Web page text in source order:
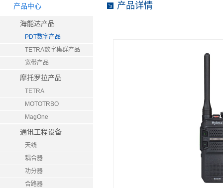
产品中心
海能达产品
PDT数字产品
TETRA数字集群产品
宽带产品
摩托罗拉产品
TETRA
MOTOTRBO
MagOne
通讯工程设备
天线
耦合器
功分器
合路器
产品详情